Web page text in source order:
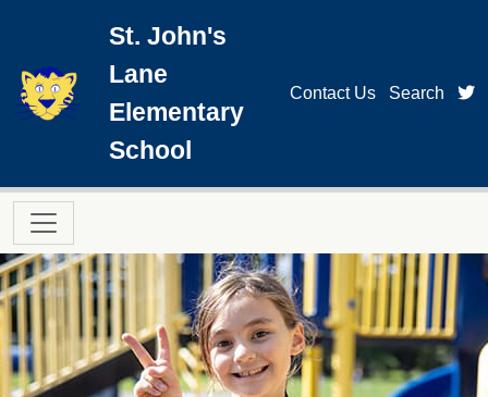
St. John's
Lane
Elementary
School
Contact Us Search
Main navigation